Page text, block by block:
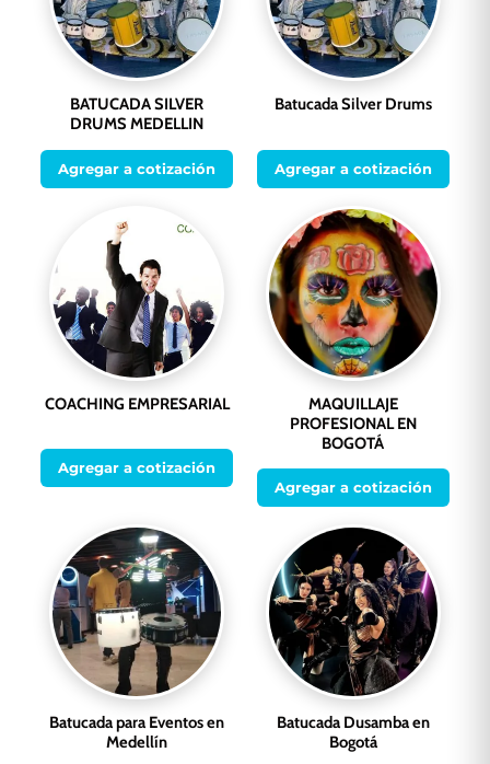
BATUCADA SILVER
DRUMS MEDELLIN
Agregar a cotización
Batucada Silver Drums
Agregar a cotización
COACHING EMPRESARIAL
Agregar a cotización
MAQUILLAJE
PROFESIONAL EN
BOGOTÁ
Agregar a cotización
Batucada para Eventos en
Medellín
Batucada Dusamba en
Bogotá